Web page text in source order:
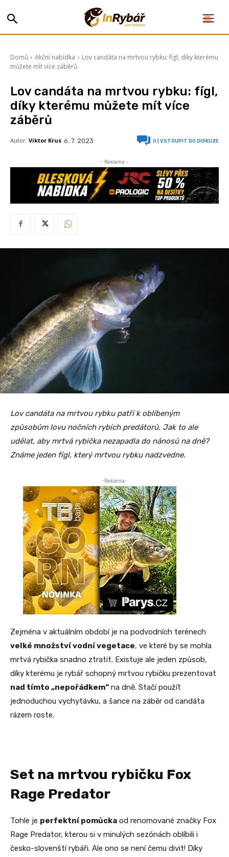
Domů Akční nabídka
Lov candáta na mrtvou rybku: fígl, díky kterému
můžete mít více záběrů
Lov candáta na mrtvou rybku: fígl,
díky kterému můžete mít více
záběrů
Autor: Viktor Krus 6. 7. 2023 0 | VSTOUPIT DO DISKUZE
- Reklama -
Lov candáta na mrtvou rybku patří k oblíbeným
způsobům lovu nočních rybích predátorů. Jak to ale
udělat, aby mrtvá rybička nezapadla do nánosů na dně?
Známe jeden fígl, který mrtvou rybku nadzvedne.
-Reklama-
Zejména v aktuálním období je na podvodních terénech
velké množství vodní vegetace, ve které by se mohla
mrtvá rybička snadno ztratit. Existuje ale jeden způsob,
díky kterému je rybář schopný mrtvou rybičku prezentovat
nad tímto „nepořádkem“ na dně. Stačí použít
jednoduchou vychytávku, a šance na záběr od candáta
rázem roste.
Set na mrtvou rybičku Fox
Rage Predator
Tohle je perfektní pomůcka od renomované značky Fox
Rage Predator, kterou si v minulých sezónách oblíbili i
česko-slovenští rybáři. Ale ono se není čemu divit! Díky